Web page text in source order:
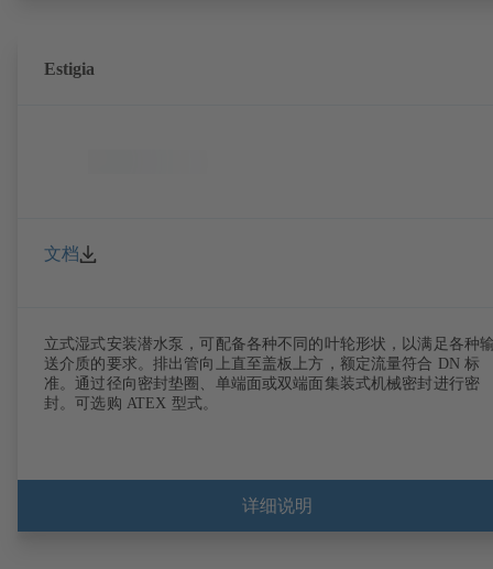
Estigia
文档
立式湿式安装潜水泵，可配备各种不同的叶轮形状，以满足各种
送介质的要求。排出管向上直至盖板上方，额定流量符合 DN 标
准。通过径向密封垫圈、单端面或双端面集装式机械密封进行密
封。可选购 ATEX 型式。
详细说明